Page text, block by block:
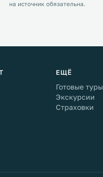
на источник обязательна.
ЕЩЁ
Готовые туры
Экскурсии
Страховки